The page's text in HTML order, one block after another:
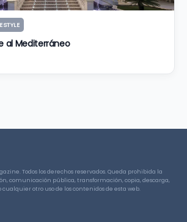
al Mediterráneo
Todos los derechos reservados. Queda prohibida la
comunicación pública, transformación, copia, descarga,
otro uso de los contenidos de esta web.